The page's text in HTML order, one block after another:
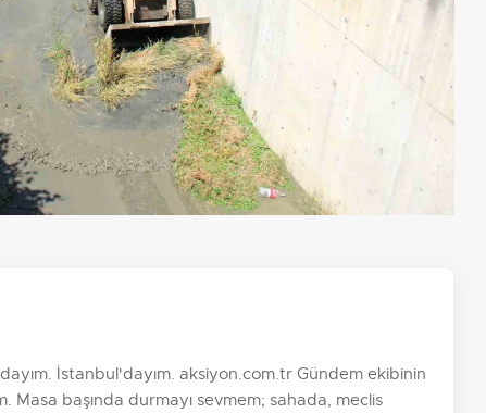
İstanbul'dayım. aksiyon.com.tr Gündem ekibinin
Masa başında durmayı sevmem; sahada, meclis